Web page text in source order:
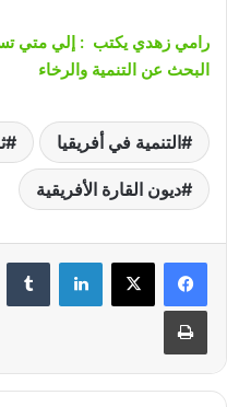
رامي زهدي يكتب : إلي متي
البحث عن التنمية والرخاء
التنمية في أفريقيا
ديون القارة الأفريقية
لينكدإن